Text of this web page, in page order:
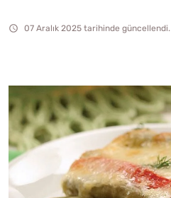
07 Aralık 2025 tarihinde güncellendi.